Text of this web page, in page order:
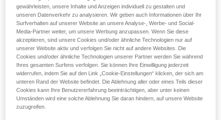
Der erste Reflex muss sein, sich an einer Eisschraube oder
einer anderen improvisierten Verankerung zu sichern, da das
Risiko, das Gleichgewicht zu verlieren oder beim Handling
der Ausrüstung abzurutschen, groß ist.
gewährleisten, unsere Inhalte und Anzeigen individuell zu gestalten und
unseren Datenverkehr zu analysieren. Wir geben auch Informationen über Ihr
Surfverhalten auf unserer Website an unsere Analyse-, Werbe- und Social-
Media-Partner weiter, um unsere Werbung anzupassen. Wenn Sie diese
akzeptieren, sind unsere Cookies und/oder ähnliche Technologien nur auf
unserer Website aktiv und verfolgen Sie nicht auf andere Websites. Die
Cookies und/oder ähnliche Technologien unserer Partner werden Sie während
Ihres gesamten Surfens verfolgen. Sie können Ihre Einwilligung jederzeit
widerrufen, indem Sie auf den Link „Cookie-Einstellungen“ klicken, der sich am
unteren Rand der Website befindet. Die Ablehnung aller oder eines Teils dieser
Cookies kann Ihre Benutzererfahrung beeinträchtigen, aber unter keinen
Umständen wird eine solche Ablehnung Sie daran hindern, auf unsere Website
zuzugreifen.